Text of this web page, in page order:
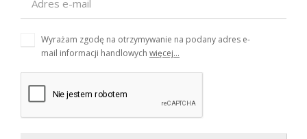
Wyrażam zgodę na otrzymywanie na podany adres e-
mail informacji handlowych więcej...